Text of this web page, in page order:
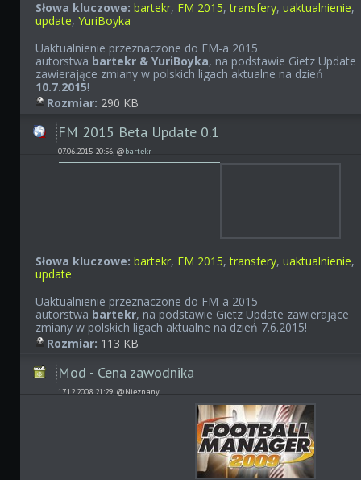
Słowa kluczowe: bartekr, FM 2015,transfery,uaktualnienie,
update,YuriBoyka
Uaktualnienie przeznaczone do FM-a 2015
autorstwa bartekr & YuriBoyka, na podstawie Gietz Update
zawierające zmiany w polskich ligach aktualne na dzień
10.7.2015!
Rozmiar: 290 KB
FM 2015 Beta Update 0.1
07.06.2015 20:56, @bartekr
Słowa kluczowe: bartekr, FM 2015,transfery,uaktualnienie,
update
Uaktualnienie przeznaczone do FM-a 2015
autorstwa bartekr, na podstawie Gietz Update zawierające
zmiany w polskich ligach aktualne na dzień 7.6.2015!
Rozmiar: 113 KB
Mod - Cena zawodnika
17.12.2008 21:29, @Nieznany